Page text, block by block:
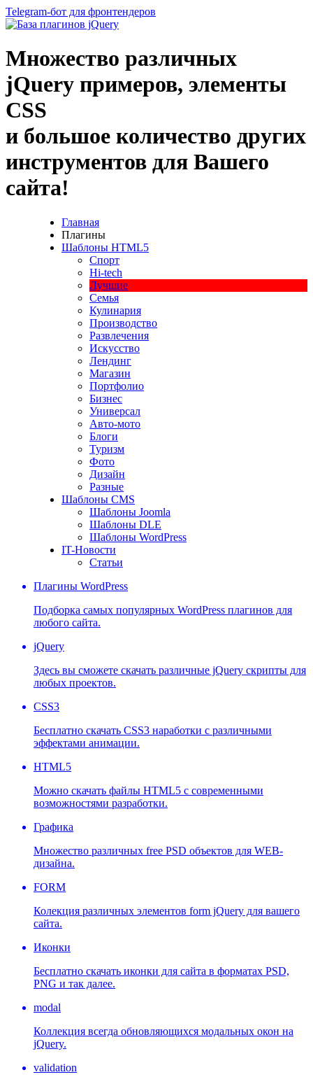
Telegram-бот для фронтендеров
Множество различных
jQuery примеров, элементы
CSS
и большое количество других
инструментов для Вашего
сайта!
Главная
Плагины
Шаблоны HTML5
Спорт
Hi-tech
Лучшие
Семья
Кулинария
Производство
Развлечения
Искусство
Лендинг
Магазин
Портфолио
Бизнес
Универсал
Авто-мото
Блоги
Туризм
Фото
Дизайн
Разные
Шаблоны CMS
Шаблоны Joomla
Шаблоны DLE
Шаблоны WordPress
IT-Новости
Статьи
Плагины WordPress
Подборка самых популярных WordPress плагинов для
любого сайта.
jQuery
Здесь вы сможете скачать различные jQuery скрипты для
любых проектов.
CSS3
Бесплатно скачать CSS3 наработки с различными
эффектами анимации.
HTML5
Можно скачать файлы HTML5 с современными
возможностями разработки.
Графика
Множество различных free PSD объектов для WEB-
дизайна.
FORM
Колекция различных элементов form jQuery для вашего
сайта.
Иконки
Бесплатно скачать иконки для сайта в форматах PSD,
PNG и так далее.
modal
Коллекция всегда обновляющихся модальных окон на
jQuery.
validation